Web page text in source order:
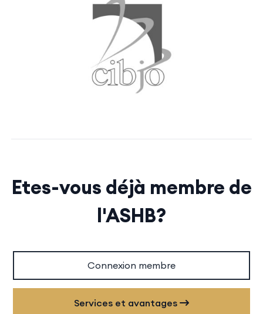
Etes-vous déjà membre de
l'ASHB?
Connexion membre
Services et avantages